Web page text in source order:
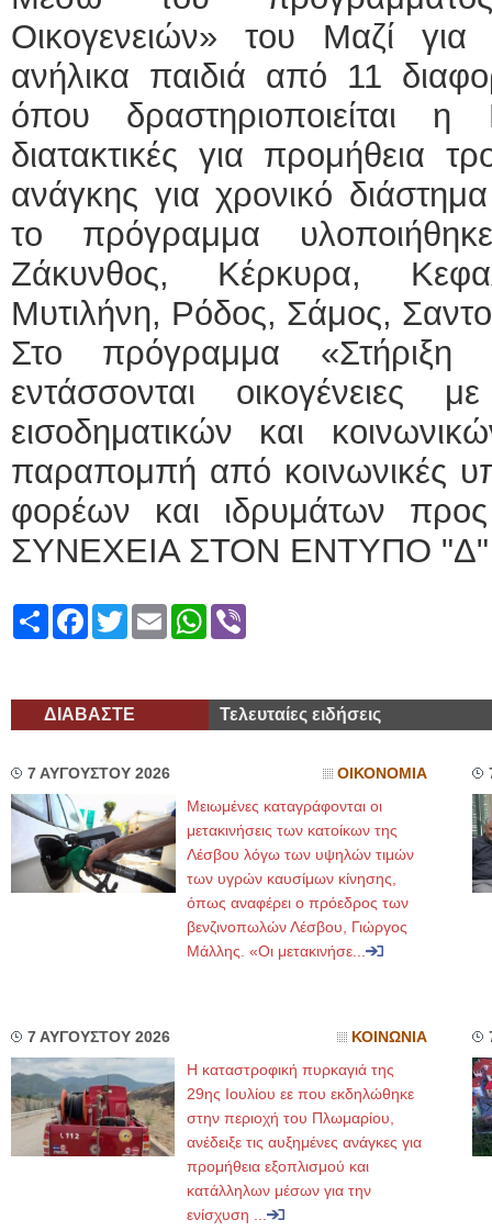
Οικογενειών» του Μαζί για
ανήλικα παιδιά από 11
όπου δραστηριοποιείται
διατακτικές για προμήθεια
ανάγκης για χρονικό
το πρόγραμμα
Ζάκυνθος, Κέρκυρα,
Μυτιλήνη, Ρόδος, Σάμος,
Στο πρόγραμμα «Στήριξη
εντάσσονται οικογένειες
εισοδηματικών και
παραπομπή από κοινωνικές
φορέων και ιδρυμάτων
ΣΥΝΕΧΕΙΑ ΣΤΟΝ ΕΝΤΥΠΟ "Δ"
ShareFacebook
TwitterEmailWhatsApp
ΔΙΑΒΑΣΤΕ Τελευταίες ειδήσεις
7 ΑΥΓΟΥΣΤΟΥ 2026 ΟΙΚΟΝΟΜΙΑ
Μειωμένες καταγράφονται οι
μετακινήσεις των κατοίκων της
Λέσβου λόγω των υψηλών τιμών
των υγρών καυσίμων κίνησης,
όπως αναφέρει ο πρόεδρος των
βενζινοπωλών Λέσβου, Γιώργος
Μάλλης. «Οι μετακινήσε...
7 ΑΥΓΟΥΣΤΟΥ 2026 ΚΟΙΝΩΝΙΑ
Η καταστροφική πυρκαγιά της
29ης Ιουλίου εε που εκδηλώθηκε
στην περιοχή του Πλωμαρίου,
ανέδειξε τις αυξημένες ανάγκες για
προμήθεια εξοπλισμού και
κατάλληλων μέσων για την
ενίσχυση ...